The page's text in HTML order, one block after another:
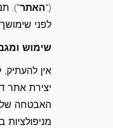
("האתר").
לפני
שימוש
אין
יצירת אתר
האבטחה של